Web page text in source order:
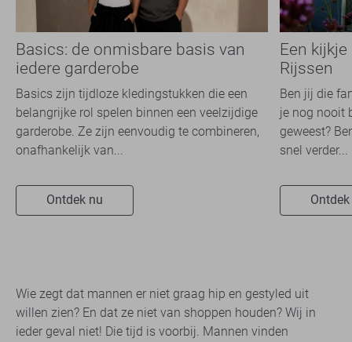
Basics: de onmisbare basis van
iedere garderobe
Basics zijn tijdloze kledingstukken die een
belangrijke rol spelen binnen een veelzijdige
garderobe. Ze zijn eenvoudig te combineren,
onafhankelijk van...
Ontdek nu
Een
Rijssen
Ben jij die
je nog nooit
geweest?
snel verder...
Wie zegt dat mannen er niet graag hip en gestyled uit
willen zien? En dat ze niet van shoppen houden? Wij in
ieder geval niet! Die tijd is voorbij. Mannen vinden